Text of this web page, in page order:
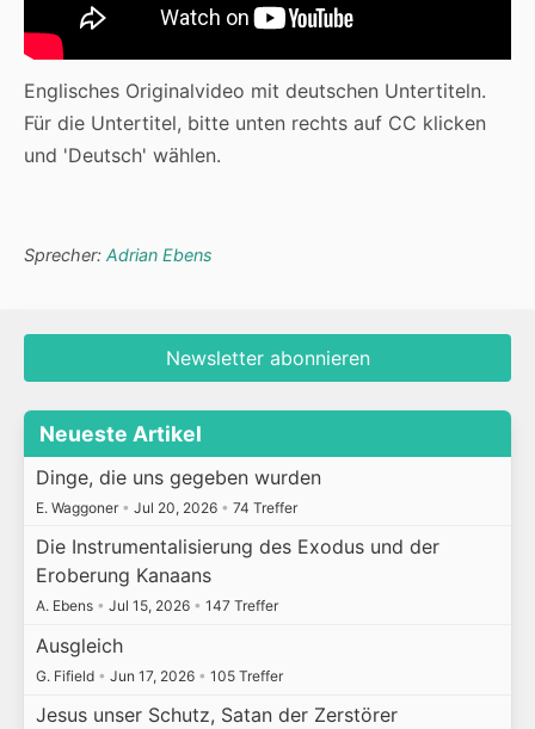
Englisches Originalvideo mit deutschen Untertiteln.
Für die Untertitel, bitte unten rechts auf CC klicken
und 'Deutsch' wählen.
Sprecher: Adrian Ebens
Newsletter abonnieren
Neueste Artikel
Dinge, die uns gegeben wurden
E. Waggoner • Jul 20, 2026 • 74 Treffer
Die Instrumentalisierung des Exodus und der
Eroberung Kanaans
A. Ebens • Jul 15, 2026 • 147 Treffer
Ausgleich
G. Fifield • Jun 17, 2026 • 105 Treffer
Jesus unser Schutz, Satan der Zerstörer